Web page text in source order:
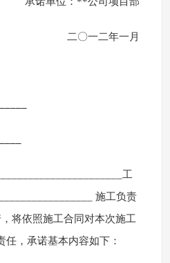
二〇一二年一月
工
施工负责
将依照施工合同对本次施工
，承诺基本内容如下：